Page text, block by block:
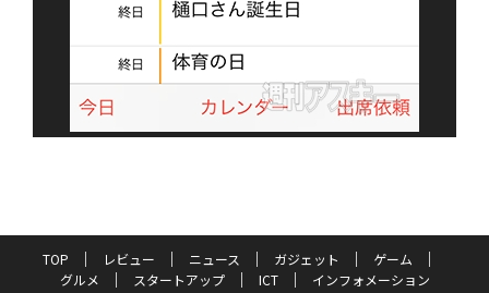
TOP レビュー ニュース ガジェット
ゲーム
グルメ
スタートアップ ICT インフォメーション